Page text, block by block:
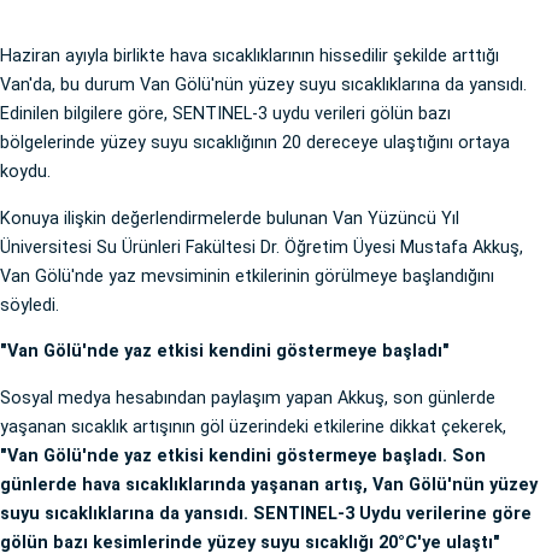
Haziran ayıyla birlikte hava sıcaklıklarının hissedilir şekilde arttığı
Van'da, bu durum Van Gölü'nün yüzey suyu sıcaklıklarına da yansıdı.
Edinilen bilgilere göre, SENTINEL-3 uydu verileri gölün bazı
bölgelerinde yüzey suyu sıcaklığının 20 dereceye ulaştığını ortaya
koydu.
Konuya ilişkin değerlendirmelerde bulunan Van Yüzüncü Yıl
Üniversitesi Su Ürünleri Fakültesi Dr. Öğretim Üyesi Mustafa Akkuş,
Van Gölü'nde yaz mevsiminin etkilerinin görülmeye başlandığını
söyledi.
"Van Gölü'nde yaz etkisi kendini göstermeye başladı"
Sosyal medya hesabından paylaşım yapan Akkuş, son günlerde
yaşanan sıcaklık artışının göl üzerindeki etkilerine dikkat çekerek,
"Van Gölü'nde yaz etkisi kendini göstermeye başladı. Son
günlerde hava sıcaklıklarında yaşanan artış, Van Gölü'nün yüzey
suyu sıcaklıklarına da yansıdı. SENTINEL-3 Uydu verilerine göre
gölün bazı kesimlerinde yüzey suyu sıcaklığı 20°C'ye ulaştı"